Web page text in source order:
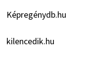
Képregénydb.hu
kilencedik.hu